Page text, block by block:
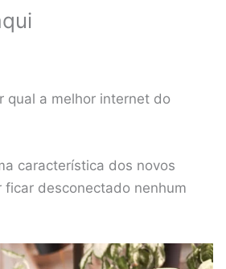
qual a melhor internet do
característica dos novos
ficar desconectado nenhum